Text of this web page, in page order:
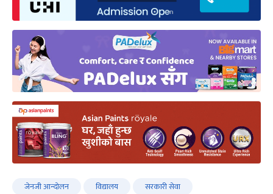
जेनजी आन्दोलन विद्यालय सरकारी सेवा